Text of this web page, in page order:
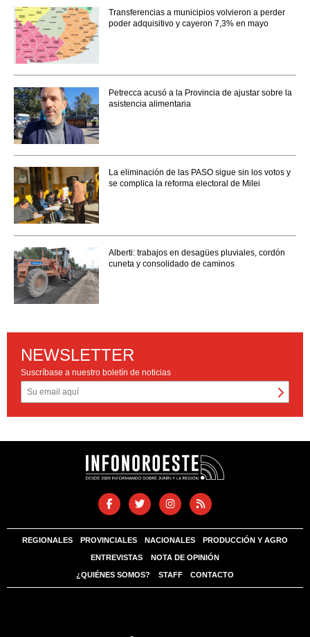
Transferencias a municipios volvieron a perder
poder adquisitivo y cayeron 7,3% en mayo
Petrecca acusó a la Provincia de ajustar sobre la
asistencia alimentaria
La eliminación de las PASO sigue sin los votos y
se complica la reforma electoral de Milei
Alberti: trabajos en desagües pluviales, cordón
cuneta y consolidado de caminos
NEWSLETTER
Suscríbase a nuestro boletín de noticias
REGIONALES PROVINCIALES NACIONALES PRODUCCIÓN Y AGRO
ENTREVISTAS NOTA DE OPINIÓN
¿QUIÉNES SOMOS? STAFF CONTACTO